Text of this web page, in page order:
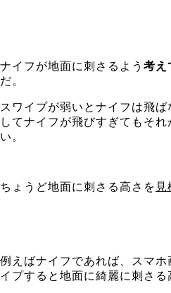
ナイフが地面に刺さるよう 考え
だ。
スワイプが弱いとナイフは飛
してナイフが飛びすぎてもそ
い。
ちょうど地面に刺さる高さを 見
例えばナイフであれば、スマ
イプすると地面に綺麗に刺さる